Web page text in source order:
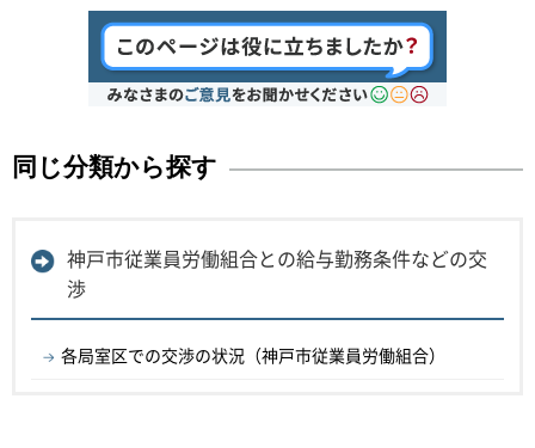
同じ分類から探す
神戸市従業員労働組合との給与勤務条件などの交
渉
各局室区での交渉の状況（神戸市従業員労働組合）